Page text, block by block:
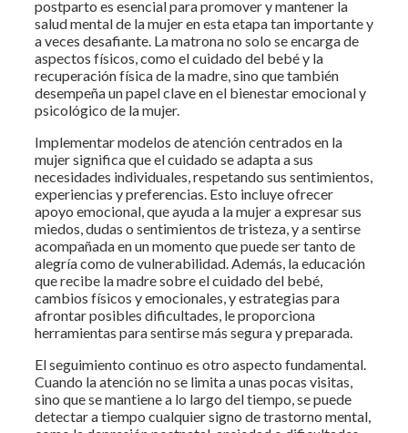
postparto es esencial para promover y mantener la
salud mental de la mujer en esta etapa tan importante y
a veces desafiante. La matrona no solo se encarga de
aspectos físicos, como el cuidado del bebé y la
recuperación física de la madre, sino que también
desempeña un papel clave en el bienestar emocional y
psicológico de la mujer.
Implementar modelos de atención centrados en la
mujer significa que el cuidado se adapta a sus
necesidades individuales, respetando sus sentimientos,
experiencias y preferencias. Esto incluye ofrecer
apoyo emocional, que ayuda a la mujer a expresar sus
miedos, dudas o sentimientos de tristeza, y a sentirse
acompañada en un momento que puede ser tanto de
alegría como de vulnerabilidad. Además, la educación
que recibe la madre sobre el cuidado del bebé,
cambios físicos y emocionales, y estrategias para
afrontar posibles dificultades, le proporciona
herramientas para sentirse más segura y preparada.
El seguimiento continuo es otro aspecto fundamental.
Cuando la atención no se limita a unas pocas visitas,
sino que se mantiene a lo largo del tiempo, se puede
detectar a tiempo cualquier signo de trastorno mental,